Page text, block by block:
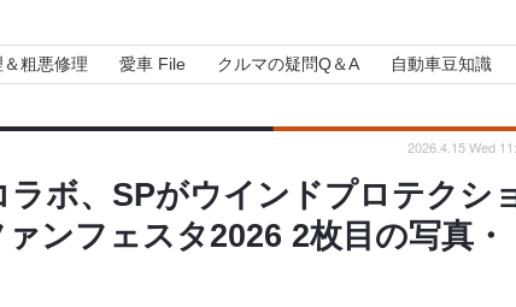
粗悪修理 愛車 File クルマの疑問Q＆A 自動車豆知識
ボ、SPがウインドプロテクシ
ンフェスタ2026 2枚目の写真・
2026.4.15 Wed